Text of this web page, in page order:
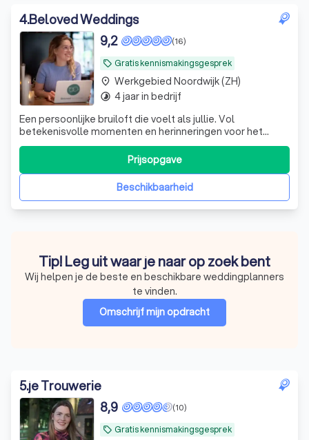
4.Beloved Weddings
local_offer Gratis kennismakingsgesprek
(16)
9,2
Een persoonlijke bruiloft die voelt als jullie. Vol
betekenisvolle momenten en herinneringen voor het
leven. Met aandacht, rust en plezier in de voorbereiding.
Beschikbaarheid
Prijsopgave
place Werkgebied Noordwijk (ZH)
timelapse 4 jaar in bedrijf
Tip! Leg uit waar je naar op zoek bent
Wij helpen je de beste en beschikbare weddingplanners
te vinden.
Omschrijf mijn opdracht
5.je Trouwerie
local_offer Gratis kennismakingsgesprek
(10)
8,9